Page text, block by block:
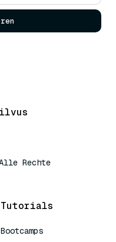
Rechte
Tutorials
Bootcamps